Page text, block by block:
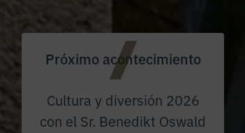
Próximo acontecimiento
Cultura y diversión 2026
con el Sr. Benedikt Oswald